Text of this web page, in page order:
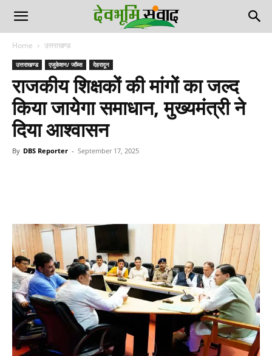
Home उत्तराखण्ड
उत्तराखण्ड एजुकेशन/ जॉब्स देहरादून
राजकीय शिक्षकों की मांगों का जल्द
किया जायेगा समाधान, मुख्यमंत्री ने
दिया आश्वासन
By DBS Reporter - September 17, 2025